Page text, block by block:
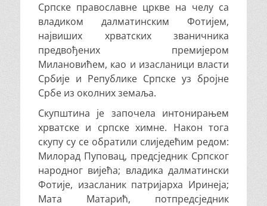
Српске православне цркве на челу са
владиком далматинским Фотијем,
највиших хрватских званичника
предвођених премијером
Милановићем, као и изасланици власти
Србије и Републике Српске уз бројне
Србе из околних земаља.
Скупштина је започела интонирањем
хрватске и српске химне. Након тога
скупу су се обратили слиједећим редом:
Милорад Пуповац, предсједник Српског
народног вијећа; владика далматински
Фотије, изасланик патријарха Иринеја;
Мата Матарић, потпредсједник